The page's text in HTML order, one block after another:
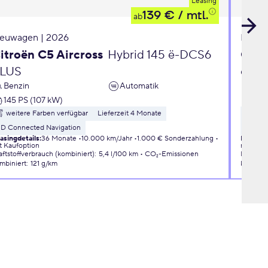
ab139 € / mtl.
| 2026
C5 Aircross Hybrid 145 ë-DCS6
Benzin
Automatik
145 PS (107 kW)
weitere Farben verfügbar
Lieferzeit 4 Monate
Connected Navigation
:36 Monate 10.000 km/Jahr 1.000 € Sonderzahlung
Kaufoption
(kombiniert): 5,4 l/100 km
CO₂-Emissionen
: 121 g/km
mit